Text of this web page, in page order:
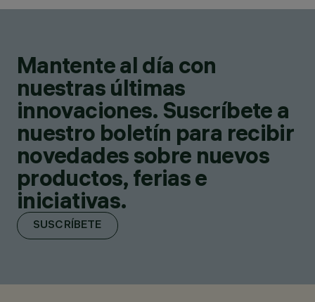
Mantente al día con
nuestras últimas
innovaciones. Suscríbete a
nuestro boletín para recibir
novedades sobre nuevos
productos, ferias e
iniciativas.
SUSCRÍBETE